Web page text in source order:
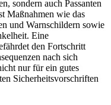
sondern auch Passanten
Maßnahmen wie das
und Warnschildern sowie
Eine
den Fortschritt
nach sich
nur für ein gutes
Sicherheitsvorschriften